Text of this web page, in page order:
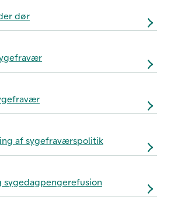
dør
af sygefraværspolitik
sygedagpengerefusion